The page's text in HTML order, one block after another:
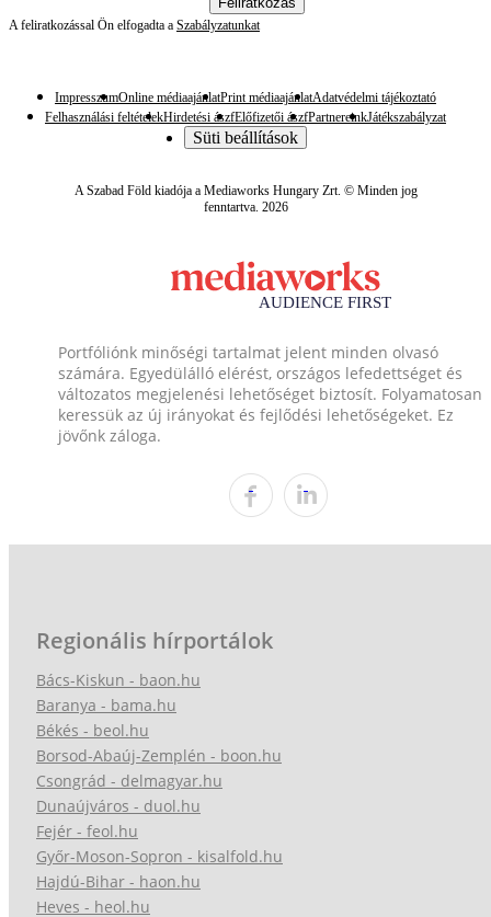
A feliratkozással Ön elfogadta a Szabályzatunkat
ImpresszumOnline médiaajánlatPrint médiaajánlatAdatvédelmi tájékoztató
Felhasználási feltételekHirdetési ászfElőfizetői ászfPartnereinkJátékszabályzat
Süti beállítások
A Szabad Föld kiadója a Mediaworks Hungary Zrt. © Minden jog
fenntartva. 2026
Portfóliónk minőségi tartalmat jelent minden olvasó
számára. Egyedülálló elérést, országos lefedettséget és
változatos megjelenési lehetőséget biztosít. Folyamatosan
keressük az új irányokat és fejlődési lehetőségeket. Ez
jövőnk záloga.
Regionális hírportálok
Bács-Kiskun - baon.hu
Baranya - bama.hu
Békés - beol.hu
Borsod-Abaúj-Zemplén - boon.hu
Csongrád - delmagyar.hu
Dunaújváros - duol.hu
Fejér - feol.hu
Győr-Moson-Sopron - kisalfold.hu
Hajdú-Bihar - haon.hu
Heves - heol.hu